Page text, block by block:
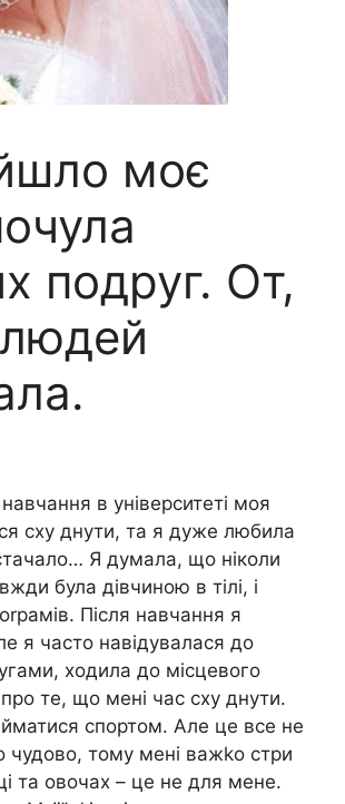
моє
подруг. От,
в університеті моя
сху днути, та я дуже любила
Я думала, що ніколи
була дівчиною в тілі, і
Після навчання я
я часто навідувалася до
ходила до місцевого
те, що мені час сху днути.
спортом. Але це все не
тому мені важkо стри
та овочах – це не для мене.